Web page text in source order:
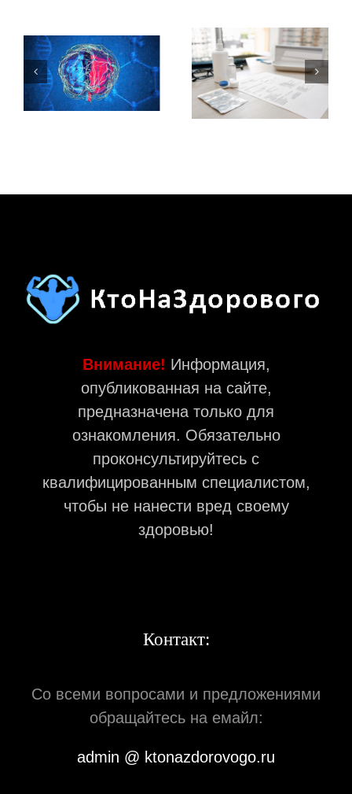
Внимание! Информация,
опубликованная на сайте,
предназначена только для
ознакомления. Обязательно
проконсультируйтесь с
квалифицированным специалистом,
чтобы не нанести вред своему
здоровью!
Контакт:
Со всеми вопросами и предложениями
обращайтесь на емайл:
admin @ ktonazdorovogo.ru